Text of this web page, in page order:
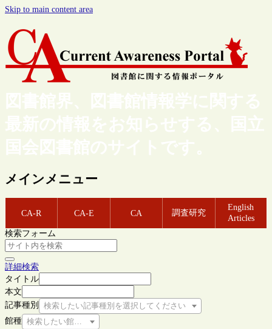
Skip to main content area
図書館界、図書館情報学に関する
最新の情報をお知らせする、国立
国会図書館のサイトです。
メインメニュー
CA-R CA-E CA 調査研究
English
Articles
検索フォーム
詳細検索
タイトル
本文
記事種別
検索したい記事種別を選択してください
館種 検索したい館種を選択してください